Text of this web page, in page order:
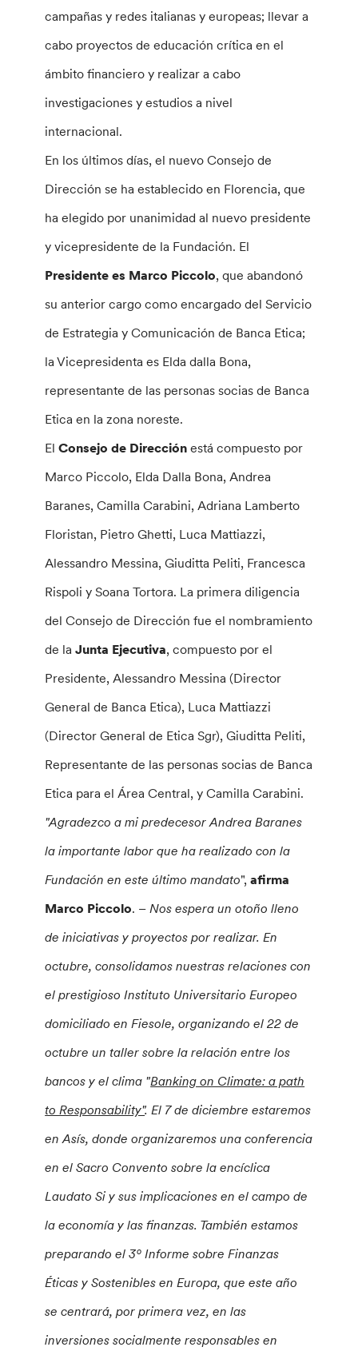
campañas y redes italianas y europeas; llevar a
cabo proyectos de educación crítica en el
ámbito financiero y realizar a cabo
investigaciones y estudios a nivel
internacional.
En los últimos días, el nuevo Consejo de
Dirección se ha establecido en Florencia, que
ha elegido por unanimidad al nuevo presidente
y vicepresidente de la Fundación. El
Presidente es Marco Piccolo, que abandonó
su anterior cargo como encargado del Servicio
de Estrategia y Comunicación de Banca Etica;
la Vicepresidenta es Elda dalla Bona,
representante de las personas socias de Banca
Etica en la zona noreste.
El Consejo de Dirección está compuesto por
Marco Piccolo, Elda Dalla Bona, Andrea
Baranes, Camilla Carabini, Adriana Lamberto
Floristan, Pietro Ghetti, Luca Mattiazzi,
Alessandro Messina, Giuditta Peliti, Francesca
Rispoli y Soana Tortora. La primera diligencia
del Consejo de Dirección fue el nombramiento
de laJunta Ejecutiva, compuesto por el
Presidente, Alessandro Messina (Director
General de Banca Etica), Luca Mattiazzi
(Director General de Etica Sgr), Giuditta Peliti,
Representante de las personas socias de Banca
Etica para el Área Central, y Camilla Carabini.
"Agradezco a mi predecesor Andrea Baranes
la importante labor que ha realizado con la
Fundación en este último mandato",afirma
Marco Piccolo. –Nos espera un otoño lleno
de iniciativas y proyectos por realizar. En
octubre, consolidamos nuestras relaciones con
el prestigioso Instituto Universitario Europeo
domiciliado en Fiesole, organizando el 22 de
octubre un taller sobre la relación entre los
bancos y el clima "Banking on Climate: a path
to Responsability". El 7 de diciembre estaremos
en Asís, donde organizaremos una conferencia
en el Sacro Convento sobre la encíclica
Laudato Si y sus implicaciones en el campo de
la economía y las finanzas. También estamos
preparando el 3º Informe sobre Finanzas
Éticas y Sostenibles en Europa, que este año
se centrará, por primera vez, en las
inversiones socialmente responsables en